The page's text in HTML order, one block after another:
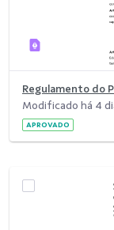
Modificado há 4
APROVADO